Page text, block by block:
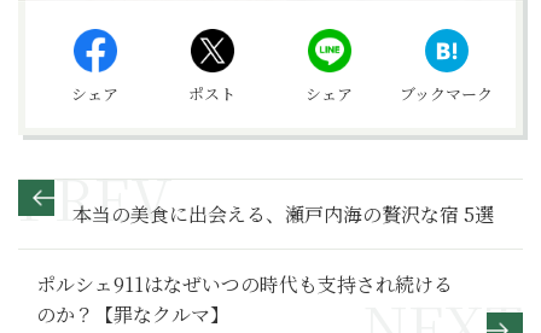
シェア ポスト シェア ブックマーク
本当の美食に出会える、瀬戸内海の贅沢な宿 5選
ポルシェ911はなぜいつの時代も支持され続ける
のか？【罪なクルマ】